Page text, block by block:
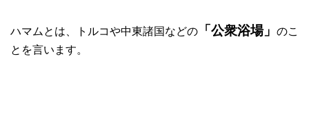
ハマムとは、トルコや中東諸国などの 「公衆浴場」 のこ
とを言います。